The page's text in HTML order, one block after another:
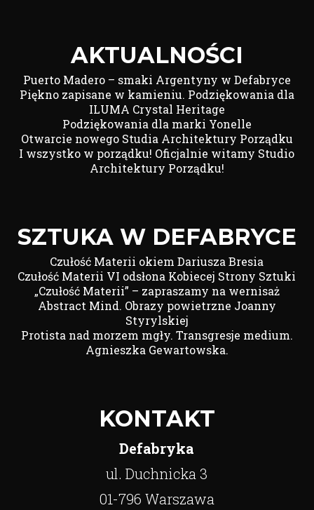
AKTUALNOŚCI
Puerto Madero – smaki Argentyny w Defabryce
Piękno zapisane w kamieniu. Podziękowania dla
ILUMA Crystal Heritage
Podziękowania dla marki Yonelle
Otwarcie nowego Studia Architektury Porządku
I wszystko w porządku! Oficjalnie witamy Studio
Architektury Porządku!
SZTUKA W DEFABRYCE
Czułość Materii okiem Dariusza Bresia
Czułość Materii VI odsłona Kobiecej Strony Sztuki
„Czułość Materii” – zapraszamy na wernisaż
Abstract Mind. Obrazy powietrzne Joanny
Styrylskiej
Protista nad morzem mgły. Transgresje medium.
Agnieszka Gewartowska.
KONTAKT
Defabryka
ul. Duchnicka 3
01-796 Warszawa